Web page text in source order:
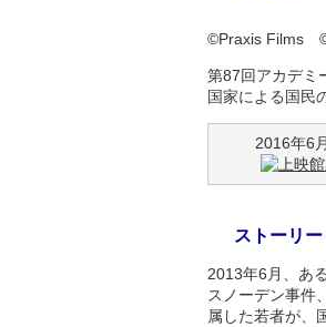
©Praxis Films
第87回アカデミ
国家による国民
2016年6
ストーリー
2013年6月、あ
スノーデン事件
属した若者が、